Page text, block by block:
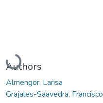
Cargando...
Authors
Almengor, Larisa
Grajales-Saavedra, Francisco